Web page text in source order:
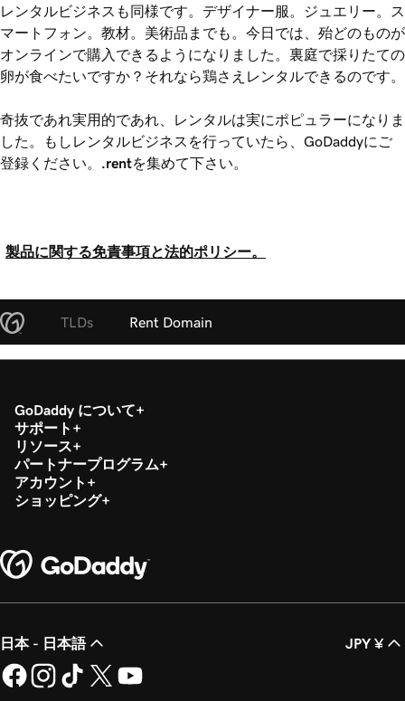
レンタルビジネスも同様です。デザイナー服。ジュエリー。ス
マートフォン。教材。美術品までも。今日では、殆どのものが
オンラインで購入できるようになりました。裏庭で採りたての
卵が食べたいですか？それなら鶏さえレンタルできるのです。
奇抜であれ実用的であれ、レンタルは実にポピュラーになりま
した。もしレンタルビジネスを行っていたら、GoDaddyにご
登録ください。
.rentを集めて下さい。
製品に関する免責事項と法的ポリシー。
TLDs Rent Domain
GoDaddy について
サポート
リソース
パートナープログラム
アカウント
ショッピング
日本 - 日本語 JPY ¥